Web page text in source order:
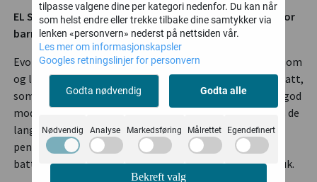
EL Sparkesykkel 120 WATT ROSA - Et kvalitetsprodukt for
barna i ypperste klasse
Evo har tatt elektriske sparkesykkler til neste nivå. Morsom
og lettkjørt sparkesykkel som kommer med justerbart ratt,
som gjør at den passer til barn av alle størrelser. Meget god
modell med høy kvalitet og funksjoner du finner kun hos de
langt dyrere tilsvarende modeller. Her få du mye for
pengene! Sterk modell og solid rekkevidde med 2stk 12v
batteri innebygd. Enkel ladetilgang, trygg og sikker i bruk.
tilpasse valgene dine per kategori nedenfor. Du kan når
som helst endre eller trekke tilbake dine samtykker via
lenken «personvern» nederst på nettsiden vår.
Les mer om informasjonskapsler
Googles retningslinjer for personvern
Godta nødvendig Godta alle
Nødvendig Analyse Markedsføring Målrettet Egendefinert
Bekreft valg